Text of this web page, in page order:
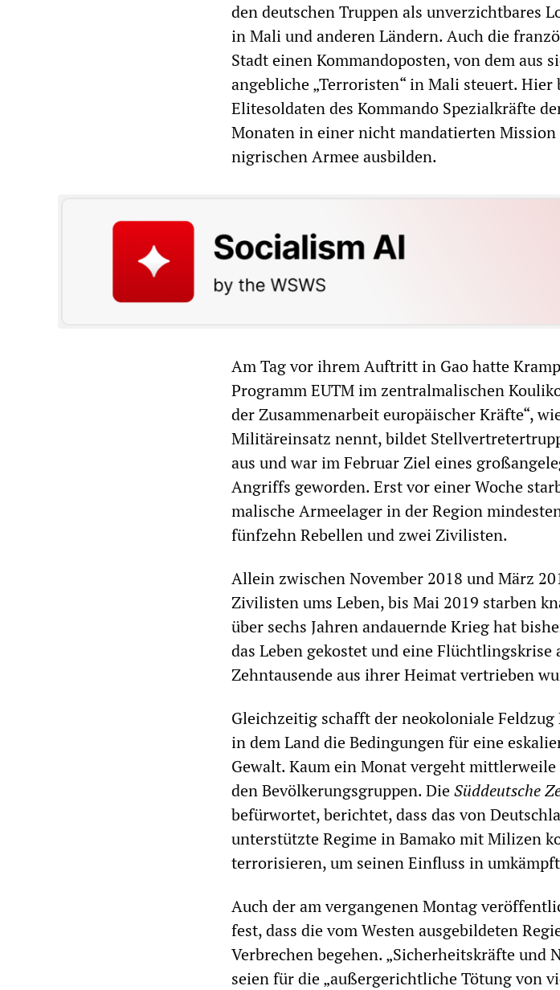
den deutschen Truppen als unverzichtbares
in Mali und anderen Ländern. Auch die
Stadt einen Kommandoposten, von dem aus
angebliche „Terroristen“ in Mali steuert.
Elitesoldaten des Kommando Spezialkräfte
Monaten in einer nicht mandatierten
nigrischen Armee ausbilden.
Am Tag vor ihrem Auftritt in Gao hatte
Programm EUTM im zentralmalischen
der Zusammenarbeit europäischer Kräfte“,
Militäreinsatz nennt, bildet
aus und war im Februar Ziel eines
Angriffs geworden. Erst vor einer Woche
malische Armeelager in der Region
fünfzehn Rebellen und zwei Zivilisten.
Allein zwischen November 2018 und März
Zivilisten ums Leben, bis Mai 2019 starben
über sechs Jahren andauernde Krieg hat
das Leben gekostet und eine Flüchtlingskrise
Zehntausende aus ihrer Heimat vertrieben
Gleichzeitig schafft der neokoloniale
in dem Land die Bedingungen für eine
Gewalt. Kaum ein Monat vergeht
den Bevölkerungsgruppen. DieSüddeutsche
befürwortet, berichtet, dass das von
unterstützte Regime in Bamako mit Milizen
terrorisieren, um seinen Einfluss in
Auch der am vergangenen Montag
fest, dass die vom Westen ausgebildeten
Verbrechen begehen. „Sicherheitskräfte und
seien für die „außergerichtliche Tötung von